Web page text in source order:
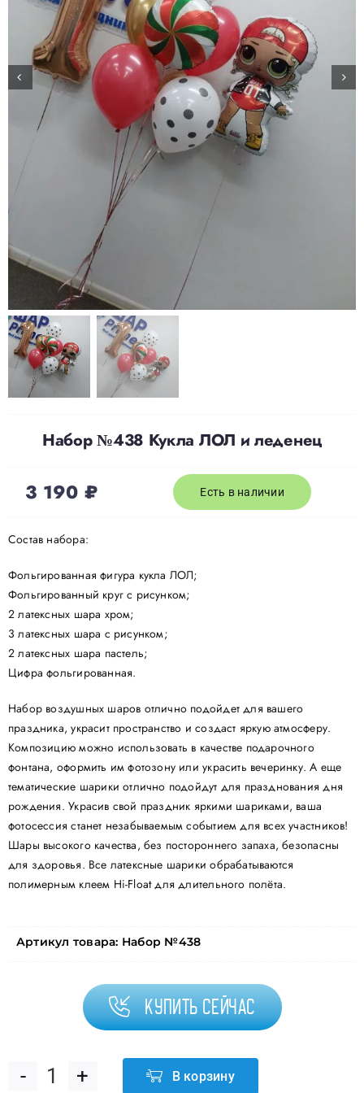
Доставка
О нас
Политика конфиденциальности
Набор №438 Кукла ЛОЛ и леденец
3 190 ₽ Есть в наличии
Состав набора:
Фольгированная фигура кукла ЛОЛ;
Фольгированный круг с рисунком;
2 латексных шара хром;
3 латексных шара с рисунком;
2 латексных шара пастель;
Цифра фольгированная.
Набор воздушных шаров отлично подойдет для вашего
праздника, украсит пространство и создаст яркую атмосферу.
Композицию можно использовать в качестве подарочного
фонтана, оформить им фотозону или украсить вечеринку. А еще
тематические шарики отлично подойдут для празднования дня
рождения. Украсив свой праздник яркими шариками, ваша
фотосессия станет незабываемым событием для всех участников!
Шары высокого качества, без постороннего запаха, безопасны
для здоровья. Все латексные шарики обрабатываются
полимерным клеем Hi-Float для длительного полёта.
Артикул товара: Набор №438
Купить сейчас
В корзину